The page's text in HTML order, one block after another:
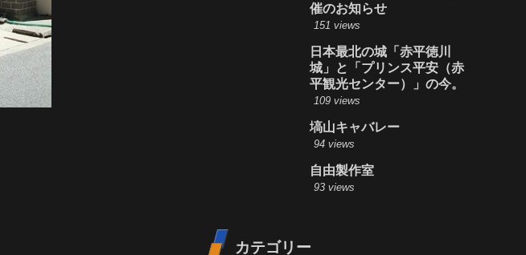
催のお知らせ
151 views
日本最北の城「赤平徳川
城」と「プリンス平安（赤
平観光センター）」の今。
109 views
塙山キャバレー
94 views
自由製作室
93 views
カテゴリー